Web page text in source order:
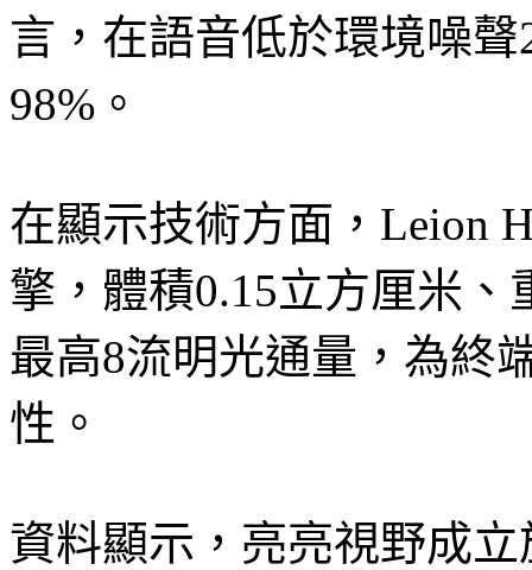
言，在語音低於環境噪
98%。
在顯示技術方面，Leion
擎，體積0.15立方厘米
最高8流明光通量，為終
性。
資料顯示，亮亮視野成